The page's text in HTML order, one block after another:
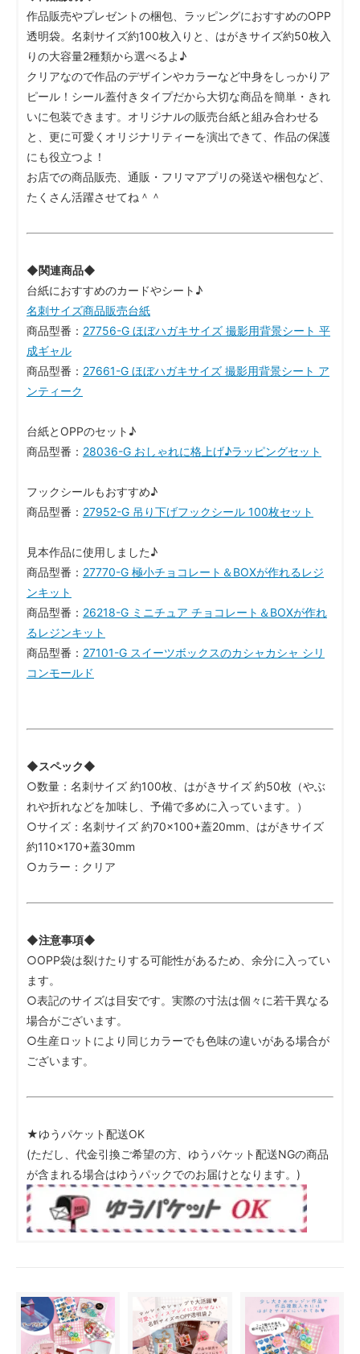
作品販売やプレゼントの梱包、ラッピングにおすすめのOPP
透明袋。名刺サイズ約100枚入りと、はがきサイズ約50枚入
りの大容量2種類から選べるよ♪
クリアなので作品のデザインやカラーなど中身をしっかりア
ピール！シール蓋付きタイプだから大切な商品を簡単・きれ
いに包装できます。オリジナルの販売台紙と組み合わせる
と、更に可愛くオリジナリティーを演出できて、作品の保護
にも役立つよ！
お店での商品販売、通販・フリマアプリの発送や梱包など、
たくさん活躍させてね＾＾
◆関連商品◆
台紙におすすめのカードやシート♪
名刺サイズ商品販売台紙
商品型番： 27756-G ほぼハガキサイズ 撮影用背景シート 平
成ギャル
商品型番： 27661-G ほぼハガキサイズ 撮影用背景シート ア
ンティーク
台紙とOPPのセット♪
商品型番： 28036-G おしゃれに格上げ♪ラッピングセット
フックシールもおすすめ♪
商品型番： 27952-G 吊り下げフックシール 100枚セット
見本作品に使用しました♪
商品型番： 27770-G 極小チョコレート＆BOXが作れるレジ
ンキット
商品型番： 26218-G ミニチュア チョコレート＆BOXが作れ
るレジンキット
商品型番： 27101-G スイーツボックスのカシャカシャ シリ
コンモールド
◆スペック◆
○数量：名刺サイズ 約100枚、はがきサイズ 約50枚（やぶ
れや折れなどを加味し、予備で多めに入っています。）
○サイズ：名刺サイズ 約70×100+蓋20mm、はがきサイズ
約110×170+蓋30mm
○カラー：クリア
◆注意事項◆
○OPP袋は裂けたりする可能性があるため、余分に入ってい
ます。
○表記のサイズは目安です。実際の寸法は個々に若干異なる
場合がございます。
○生産ロットにより同じカラーでも色味の違いがある場合が
ございます。
★ゆうパケット配送OK
(ただし、代金引換ご希望の方、ゆうパケット配送NGの商品
が含まれる場合はゆうパックでのお届けとなります。)